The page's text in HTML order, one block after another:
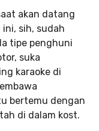
akan datang
sih, sudah
tipe penghuni
suka
karaoke di
bertemu dengan
di dalam kost.